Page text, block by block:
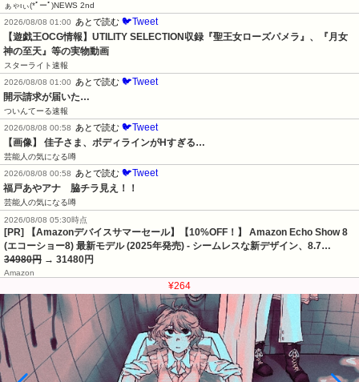
ぁゃιぃ(*ﾟーﾟ)NEWS 2nd
2026/08/08 01:00
あとで読む 🐦Tweet
【遊戯王OCG情報】UTILITY SELECTION収録『聖王女ローズパメラ』、『月女
神の至天』等の実物動画
スターライト速報
2026/08/08 01:00
あとで読む 🐦Tweet
開示請求が届いた…
ついんてーる速報
2026/08/08 00:58
あとで読む 🐦Tweet
【画像】 佳子さま、ボディラインがHすぎる…
芸能人の気になる噂
2026/08/08 00:58
あとで読む 🐦Tweet
福戸あやアナ　脇チラ見え！！
芸能人の気になる噂
2026/08/08 05:30時点
[PR] 【Amazonデバイスサマーセール】【10%OFF！】 Amazon Echo Show 8
(エコーショー8) 最新モデル (2025年発売) - シームレスな新デザイン、8.7…
34980円 → 31480円
Amazon
¥264